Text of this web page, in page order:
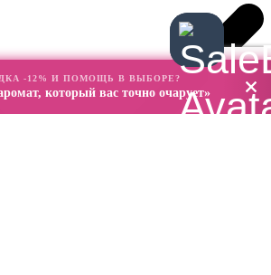
-12% И ПОМОЩЬ В ВЫБОРЕ?
который вас точно очарует»